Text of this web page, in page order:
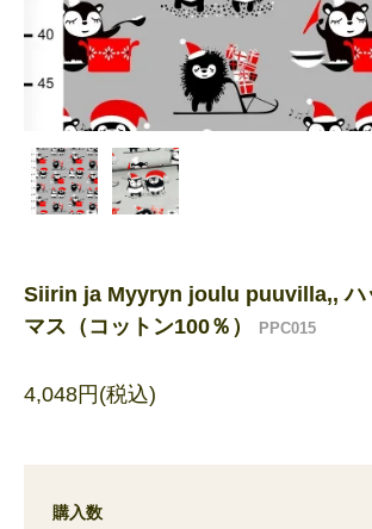
Siirin ja Myyryn joulu puuvilla,, ハ
マス（コットン100％）
PPC015
4,048円(税込)
購入数